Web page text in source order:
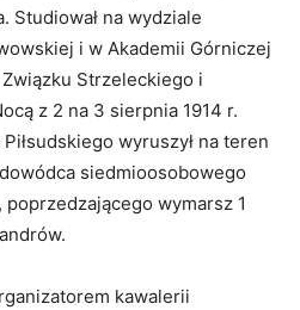
Studiował na wydziale
i w Akademii Górniczej
Związku Strzeleckiego i
z 2 na 3 sierpnia 1914 r.
wyruszył na teren
siedmioosobowego
wymarsz 1
kawalerii